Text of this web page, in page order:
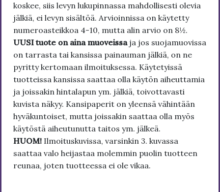
koskee, siis levyn lukupinnassa mahdollisesti olevia
jälkiä, ei levyn sisältöä. Arvioinnissa on käytetty
numeroasteikkoa 4-10, mutta alin arvio on 8½.
UUSI tuote on aina muoveissa ja jos suojamuovissa
on tarrasta tai kansissa painauman jälkiä, on ne
pyritty kertomaan ilmoituksessa. Käytetyissä
tuotteissa kansissa saattaa olla käytön aiheuttamia
ja joissakin hintalapun ym. jälkiä, toivottavasti
kuvista näkyy. Kansipaperit on yleensä vähintään
hyväkuntoiset, mutta joissakin saattaa olla myös
käytöstä aiheutunutta taitos ym. jälkeä.
HUOM! Ilmoituskuvissa, varsinkin 3. kuvassa
saattaa valo heijastaa molemmin puolin tuotteen
reunaa, joten tuotteessa ei ole vikaa.